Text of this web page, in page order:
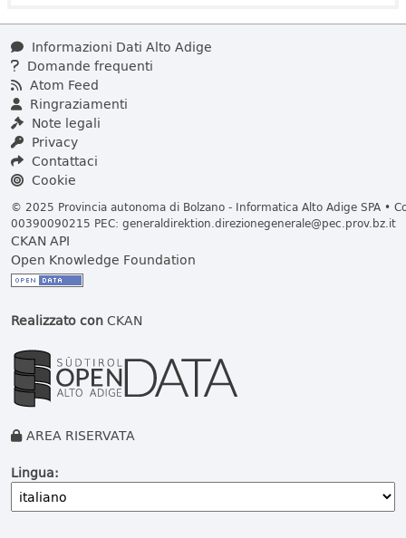
Informazioni Dati Alto Adige
Domande frequenti
Atom Feed
Ringraziamenti
Note legali
Privacy
Contattaci
Cookie
© 2025 Provincia autonoma di Bolzano - Informatica Alto Adige SPA •
00390090215 PEC: generaldirektion.direzionegenerale@pec.prov.bz.it
CKAN API
Open Knowledge Foundation
Realizzato conCKAN
AREA RISERVATA
Lingua